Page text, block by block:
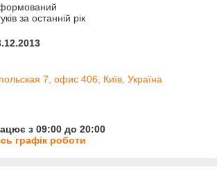
за останній рік
7, офис 406, Київ, Україна
з 09:00 до 20:00
графік роботи